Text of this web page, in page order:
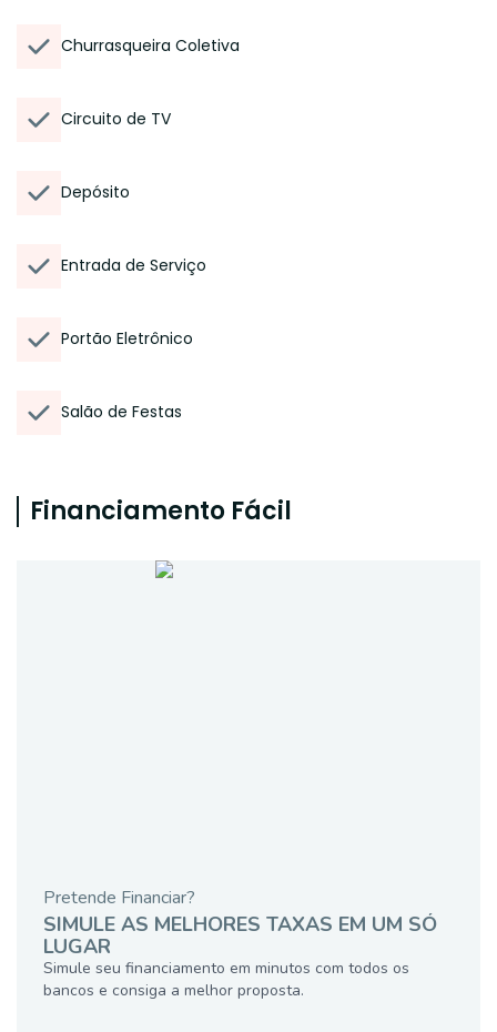
Churrasqueira Coletiva
Circuito de TV
Depósito
Entrada de Serviço
Portão Eletrônico
Salão de Festas
Financiamento Fácil
Pretende Financiar?
SIMULE AS MELHORES TAXAS EM UM SÓ
LUGAR
Simule seu financiamento em minutos com todos os
bancos e consiga a melhor proposta.